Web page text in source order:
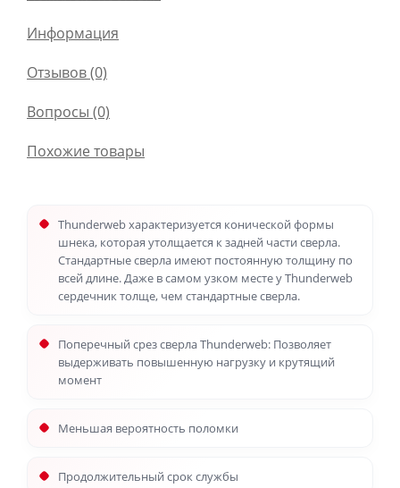
Информация
Отзывов (0)
Вопросы (0)
Похожие товары
Thunderweb характеризуется конической формы
шнека, которая утолщается к задней части сверла.
Стандартные сверла имеют постоянную толщину по
всей длине. Даже в самом узком месте у Thunderweb
сердечник толще, чем стандартные сверла.
Поперечный срез сверла Thunderweb: Позволяет
выдерживать повышенную нагрузку и крутящий
момент
Меньшая вероятность поломки
Продолжительный срок службы